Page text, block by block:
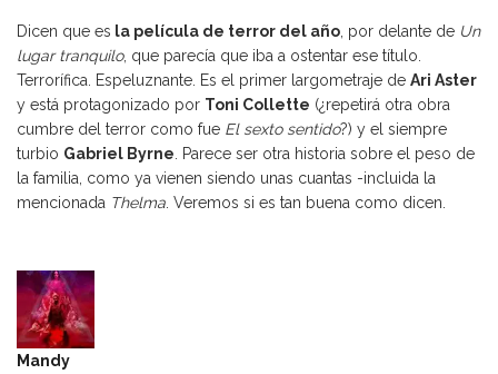
Dicen que es la película de terror del año , por delante de Un
lugar tranquilo, que parecía que iba a ostentar ese título.
Terrorífica. Espeluznante. Es el primer largometraje de Ari Aster
y está protagonizado por Toni Collette (¿repetirá otra obra
cumbre del terror como fue El sexto sentido?) y el siempre
turbio Gabriel Byrne . Parece ser otra historia sobre el peso de
la familia, como ya vienen siendo unas cuantas -incluida la
mencionada Thelma . Veremos si es tan buena como dicen.
Mandy